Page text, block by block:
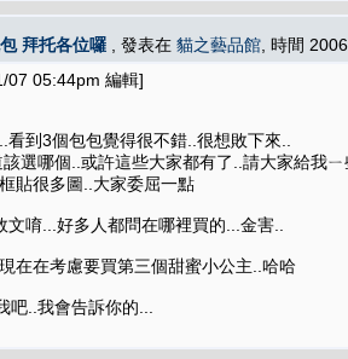
拜托各位囉 , 發表在 貓之藝品館 , 時間
07 05:44pm 編輯]
到3個包包覺得很不錯..很想敗下來..
選哪個..或許這些大家都有了..請大家給我ㄧ
貼很多圖..大家委屈一點
唷...好多人都問在哪裡買的...金害..
在在考慮要買第三個甜蜜小公主..哈哈
..我會告訴你的...